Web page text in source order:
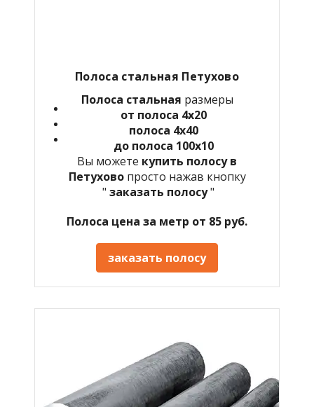
Полоса стальная Петухово
Полоса стальная размеры
от полоса 4х20
полоса 4х40
до полоса 100х10
Вы можете купить полосу в
Петухово просто нажав кнопку
" заказать полосу"
Полоса цена за метр от 85 руб.
заказать полосу